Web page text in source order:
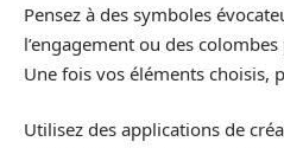
Pensez à des symboles
l’engagement ou des
Une fois vos éléments choisis,
Utilisez des applications de